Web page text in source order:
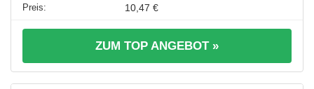
10,47 €
ZUM TOP ANGEBOT »